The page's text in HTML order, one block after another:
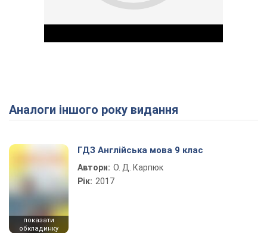
Play Video
Аналоги іншого року видання
показати
обкладинку
ГДЗ Англійська мова 9 клас
Автори: О. Д. Карпюк
Рік: 2017